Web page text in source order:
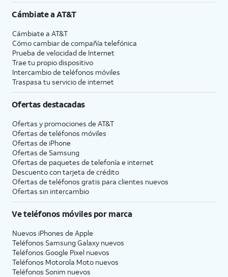
Cámbiate aAT&T
Cámbiate a AT&T
Cómo cambiar de compañía telefónica
Prueba de velocidad de Internet
Trae tu propio dispositivo
Intercambio de teléfonos móviles
Traspasa tu servicio de internet
Ofertas destacadas
Ofertas y promociones de AT&T
Ofertas de teléfonos móviles
Ofertas de iPhone
Ofertas de Samsung
Ofertas de paquetes de telefonía e internet
Descuento con tarjeta de crédito
Ofertas de teléfonos gratis para clientes nuevos
Ofertas sin intercambio
Ve teléfonos móviles por marca
Nuevos iPhones de Apple
Teléfonos Samsung Galaxy nuevos
Teléfonos Google Pixel nuevos
Teléfonos Motorola Moto nuevos
Teléfonos Sonim nuevos